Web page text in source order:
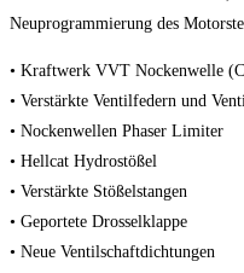
Neuprogrammierung des
• Kraftwerk VVT Nockenwelle
• Verstärkte Ventilfedern und
• Nockenwellen Phaser Limiter
• Hellcat Hydrostößel
• Verstärkte Stößelstangen
• Geportete Drosselklappe
• Neue Ventilschaftdichtungen